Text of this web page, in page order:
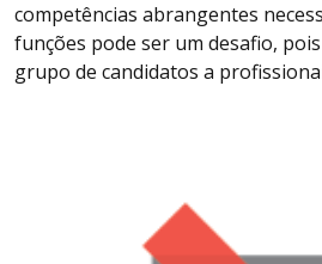
competências abrangentes
funções pode ser um desafio,
grupo de candidatos a